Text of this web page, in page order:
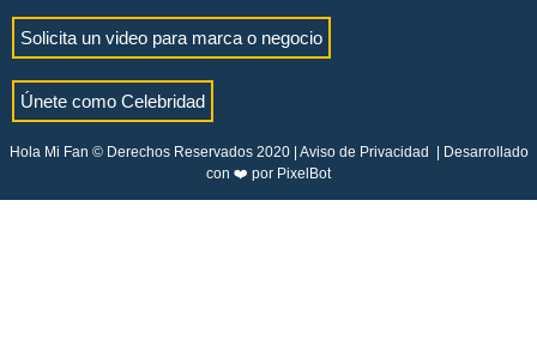
Solicita un video para marca o negocio
Únete como Celebridad
Hola Mi Fan © Derechos Reservados 2020 | Aviso de Privacidad | Desarrollado
con ❤️ por PixelBot